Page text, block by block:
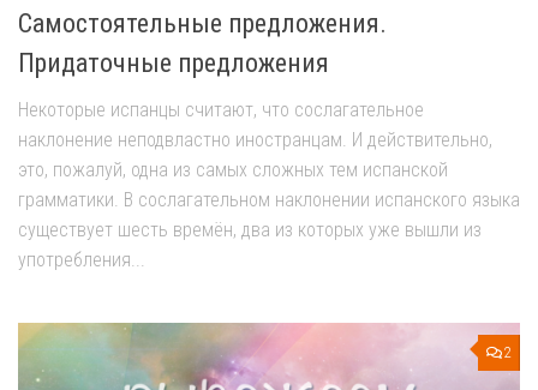
Самостоятельные предложения.
Придаточные предложения
Некоторые испанцы считают, что сослагательное
наклонение неподвластно иностранцам. И действительно,
это, пожалуй, одна из самых сложных тем испанской
грамматики. В сослагательном наклонении испанского языка
существует шесть времён, два из которых уже вышли из
употребления...
2